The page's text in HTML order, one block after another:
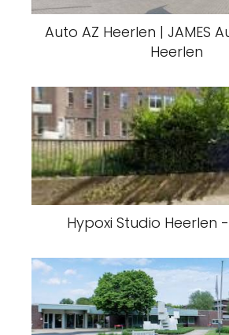
Auto AZ Heerlen | JAMES
Heerlen
Hypoxi Studio Heerlen